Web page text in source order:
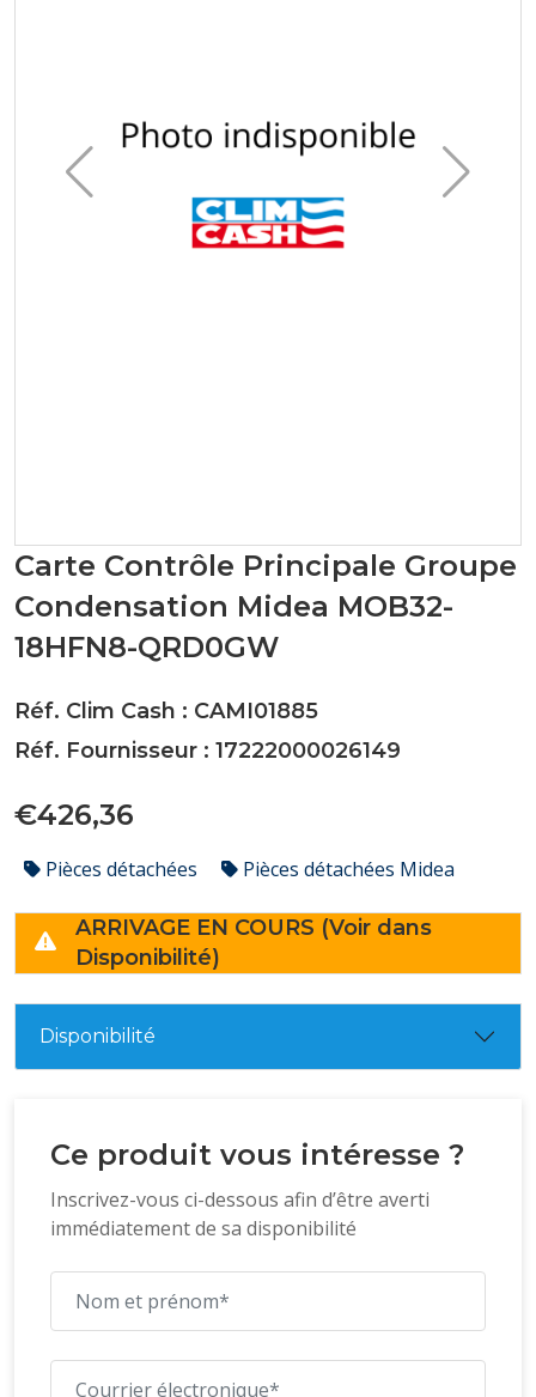
Carte Contrôle Principale Groupe
Condensation Midea MOB32-
18HFN8-QRD0GW
Réf. Clim Cash : CAMI01885
Réf. Fournisseur : 17222000026149
€426,36
Pièces détachées Pièces détachées Midea
ARRIVAGE EN COURS (Voir dans
Disponibilité)
Disponibilité
Ce produit vous intéresse ?
Inscrivez-vous ci-dessous afin d’être averti
immédiatement de sa disponibilité